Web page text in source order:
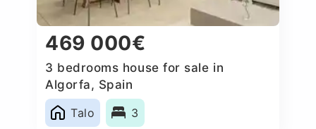
469 000€
3 bedrooms house for sale in
Algorfa, Spain
Talo
3